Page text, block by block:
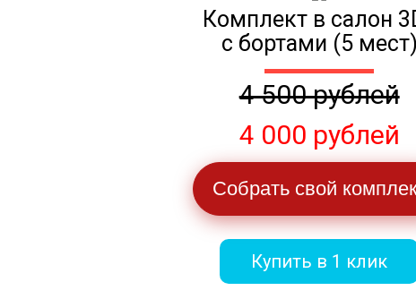
Комплект в салон
с бортами (5 мест)
4 500 рублей
4 000 рублей
Собрать свой
Купить в 1 клик